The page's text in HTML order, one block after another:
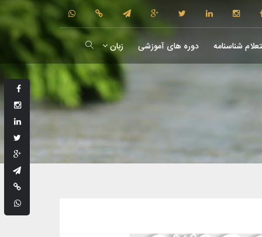
شناسنامه دوره های آموزشی زبان